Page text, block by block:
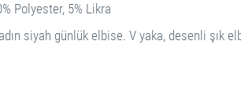
Polyester, 5% Likra
siyah günlük elbise. V yaka, desenli şık